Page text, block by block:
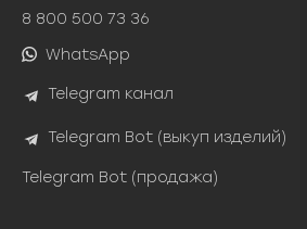
8 800 500 73 36
WhatsApp
Telegram канал
Telegram Bot (выкуп изделий)
Telegram Bot (продажа)